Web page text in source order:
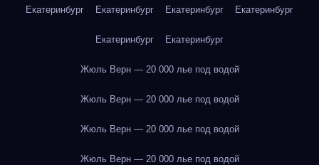
Екатеринбург Екатеринбург Екатеринбург Екатеринбург
Екатеринбург Екатеринбург
Жюль Верн — 20 000 лье под водой
Жюль Верн — 20 000 лье под водой
Жюль Верн — 20 000 лье под водой
Жюль Верн — 20 000 лье под водой